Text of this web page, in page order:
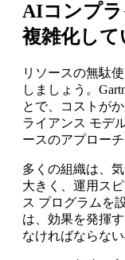
AIコンプ
複雑化して
リソースの無駄
しましょう。
とで、コストが
ライアンス モデ
ースのアプロー
多くの組織は、
大きく、運用ス
ス プログラムを
は、効果を発揮
なければならな